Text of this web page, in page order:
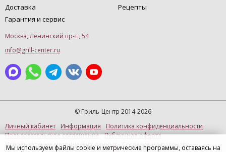
Доставка
Гарантия и сервис
Рецепты
Москва, Ленинский пр-т., 54
info@grill-center.ru
© Гриль-Центр 2014-2026
Личный кабинет Информация
Политика конфиденциальности
Пользовательское соглашение Публичная оферта
Использование метрических данных
Мы используем файлы cookie и метрические программы, оставаясь на